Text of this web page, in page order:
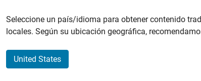
Seleccione un país/idioma para obtener contenido
locales. Según su ubicación geográfica,
United States